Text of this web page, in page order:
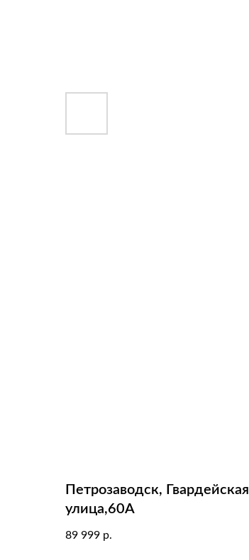
Петрозаводск, Гвардейская
улица,60А
89 999 р.